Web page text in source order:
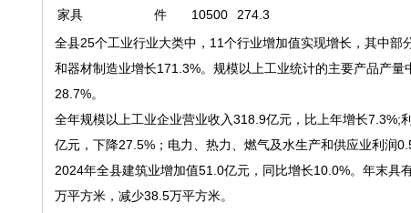
家具
件 10500
274.3
全县25个工业行业大类中，11个行业增加值实现增长，其中
和器材制造业增长171.3%。规模以上工业统计的主要产品产
28.7%。
全年规模以上工业企业营业收入318.9亿元，比上年增长7.3%;
亿元，下降27.5%；电力、热力、燃气及水生产和供应业利润
2024年全县建筑业增加值51.0亿元，同比增长10.0%。年末
万平方米，减少38.5万平方米。